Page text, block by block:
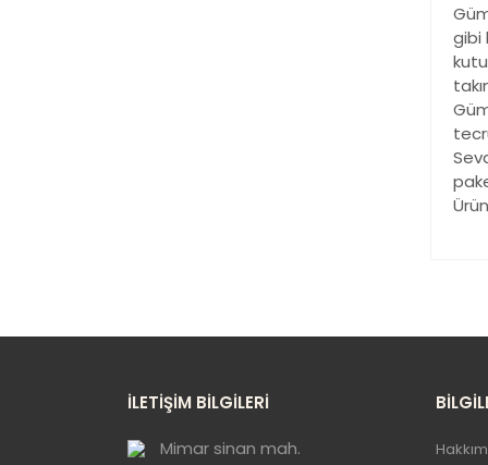
gibi
İLETİŞİM BİLGİLERİ
Mimar sinan mah.